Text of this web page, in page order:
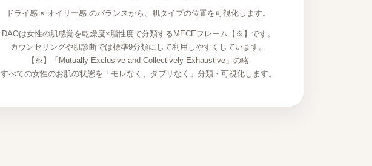
ドライ感 × オイリー感 のバランスから、肌タイプの位置を可視化します。
DAOは女性の肌感覚を乾燥度×脂性度で分類するMECEフレーム【※】です。
カウンセリングや肌診断では標準9分類にして利用しやすくしています。
【※】「Mutually Exclusive and Collectively Exhaustive」の略
すべての女性のお肌の状態を「モレなく、ダブリなく」分類・可視化します。